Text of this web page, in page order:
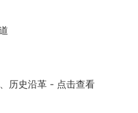
历史沿革 - 点击查看